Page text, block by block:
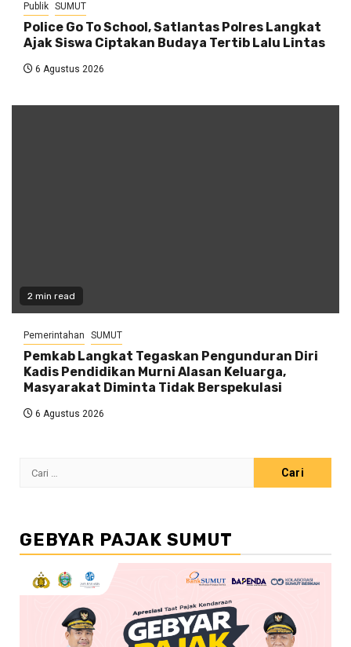
Publik SUMUT
Police Go To School, Satlantas Polres Langkat
Ajak Siswa Ciptakan Budaya Tertib Lalu Lintas
6 Agustus 2026
2 min read
Pemerintahan SUMUT
Pemkab Langkat Tegaskan Pengunduran Diri
Kadis Pendidikan Murni Alasan Keluarga,
Masyarakat Diminta Tidak Berspekulasi
6 Agustus 2026
Cari
GEBYAR PAJAK SUMUT